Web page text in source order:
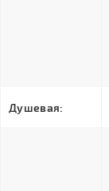
Душевая: